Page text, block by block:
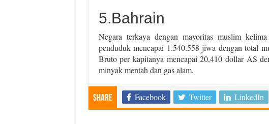
5.Bahrain
Negara terkaya dengan mayoritas muslim
penduduk mencapai 1.540.558 jiwa dengan total
Bruto per kapitanya mencapai 20,410 dollar AS
minyak mentah dan gas alam.
Share Facebook Twitter LinkedIn